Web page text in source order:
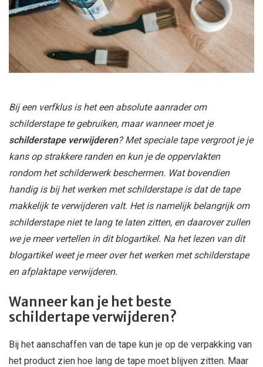
Bij een verfklus is het een absolute aanrader om
schilderstape te gebruiken, maar wanneer moet je
schilderstape verwijderen? Met speciale tape vergroot je je
kans op strakkere randen en kun je de oppervlakten
rondom het schilderwerk beschermen. Wat bovendien
handig is bij het werken met schilderstape is dat de tape
makkelijk te verwijderen valt. Het is namelijk belangrijk om
schilderstape niet te lang te laten zitten, en daarover zullen
we je meer vertellen in dit blogartikel. Na het lezen van dit
blogartikel weet je meer over het werken met schilderstape
en afplaktape verwijderen.
Wanneer kan je het beste
schildertape verwijderen?
Bij het aanschaffen van de tape kun je op de verpakking van
het product zien hoe lang de tape moet blijven zitten. Maar